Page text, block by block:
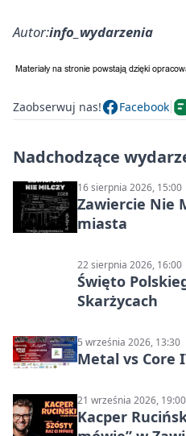
Autor:info_wydarzenia
Zaobserwuj nas! Facebook
Nadchodzące
16 sierpnia 2026, 15:00
Zawiercie Nie
miasta
22 sierpnia 2026, 16:00
Święto
Skarżycach
5 września 2026, 13:30
Metal vs Core
21 września 2026, 19:00
Kacper